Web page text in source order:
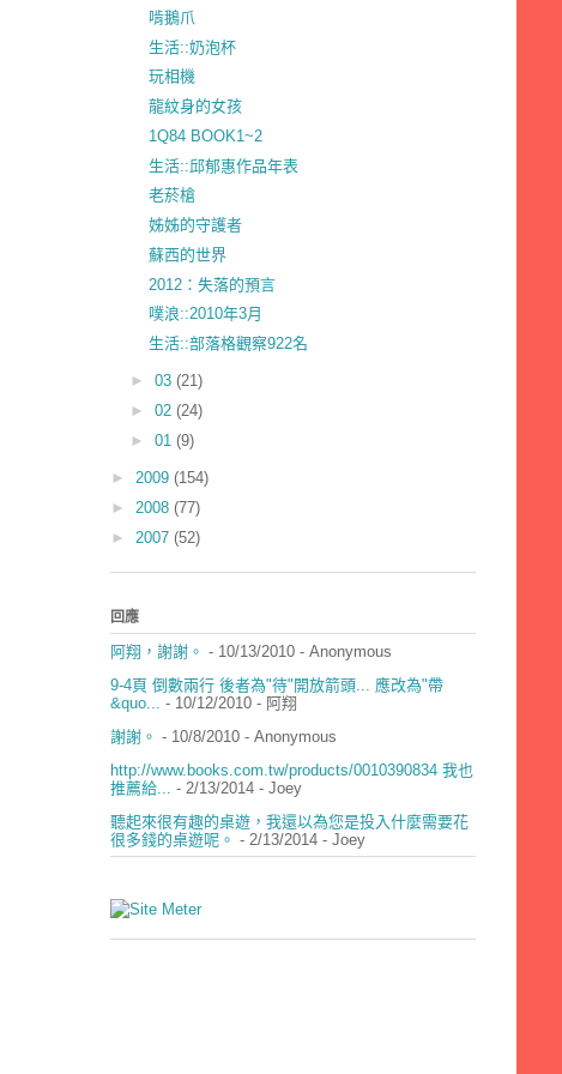
啃鵝爪
生活::奶泡杯
玩相機
龍紋身的女孩
1Q84 BOOK1~2
生活::邱郁惠作品年表
老菸槍
姊姊的守護者
蘇西的世界
2012：失落的預言
噗浪::2010年3月
生活::部落格觀察922名
► 03 (21)
► 02 (24)
► 01 (9)
► 2009 (154)
► 2008 (77)
► 2007 (52)
回應
阿翔，謝謝。 - 10/13/2010 - Anonymous
9-4頁 倒數兩行 後者為"待"開放箭頭... 應改為"帶
&quo...
- 10/12/2010 - 阿翔
謝謝。 - 10/8/2010 - Anonymous
http://www.books.com.tw/products/0010390834 我也
推薦給...
- 2/13/2014 - Joey
聽起來很有趣的桌遊，我還以為您是投入什麼需要花
很多錢的桌遊呢。 - 2/13/2014 - Joey